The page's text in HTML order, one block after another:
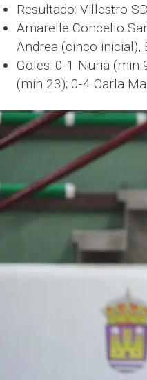
Resultado: Villestro
Amarelle Concello
Andrea (cinco inicial),
Goles: 0-1 Nuria
(min.23); 0-4 Carla